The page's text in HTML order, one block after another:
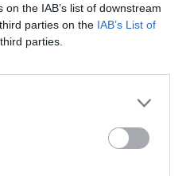
the IAB’s list of downstream
parties on the IAB’s List of
parties.
meg,
az